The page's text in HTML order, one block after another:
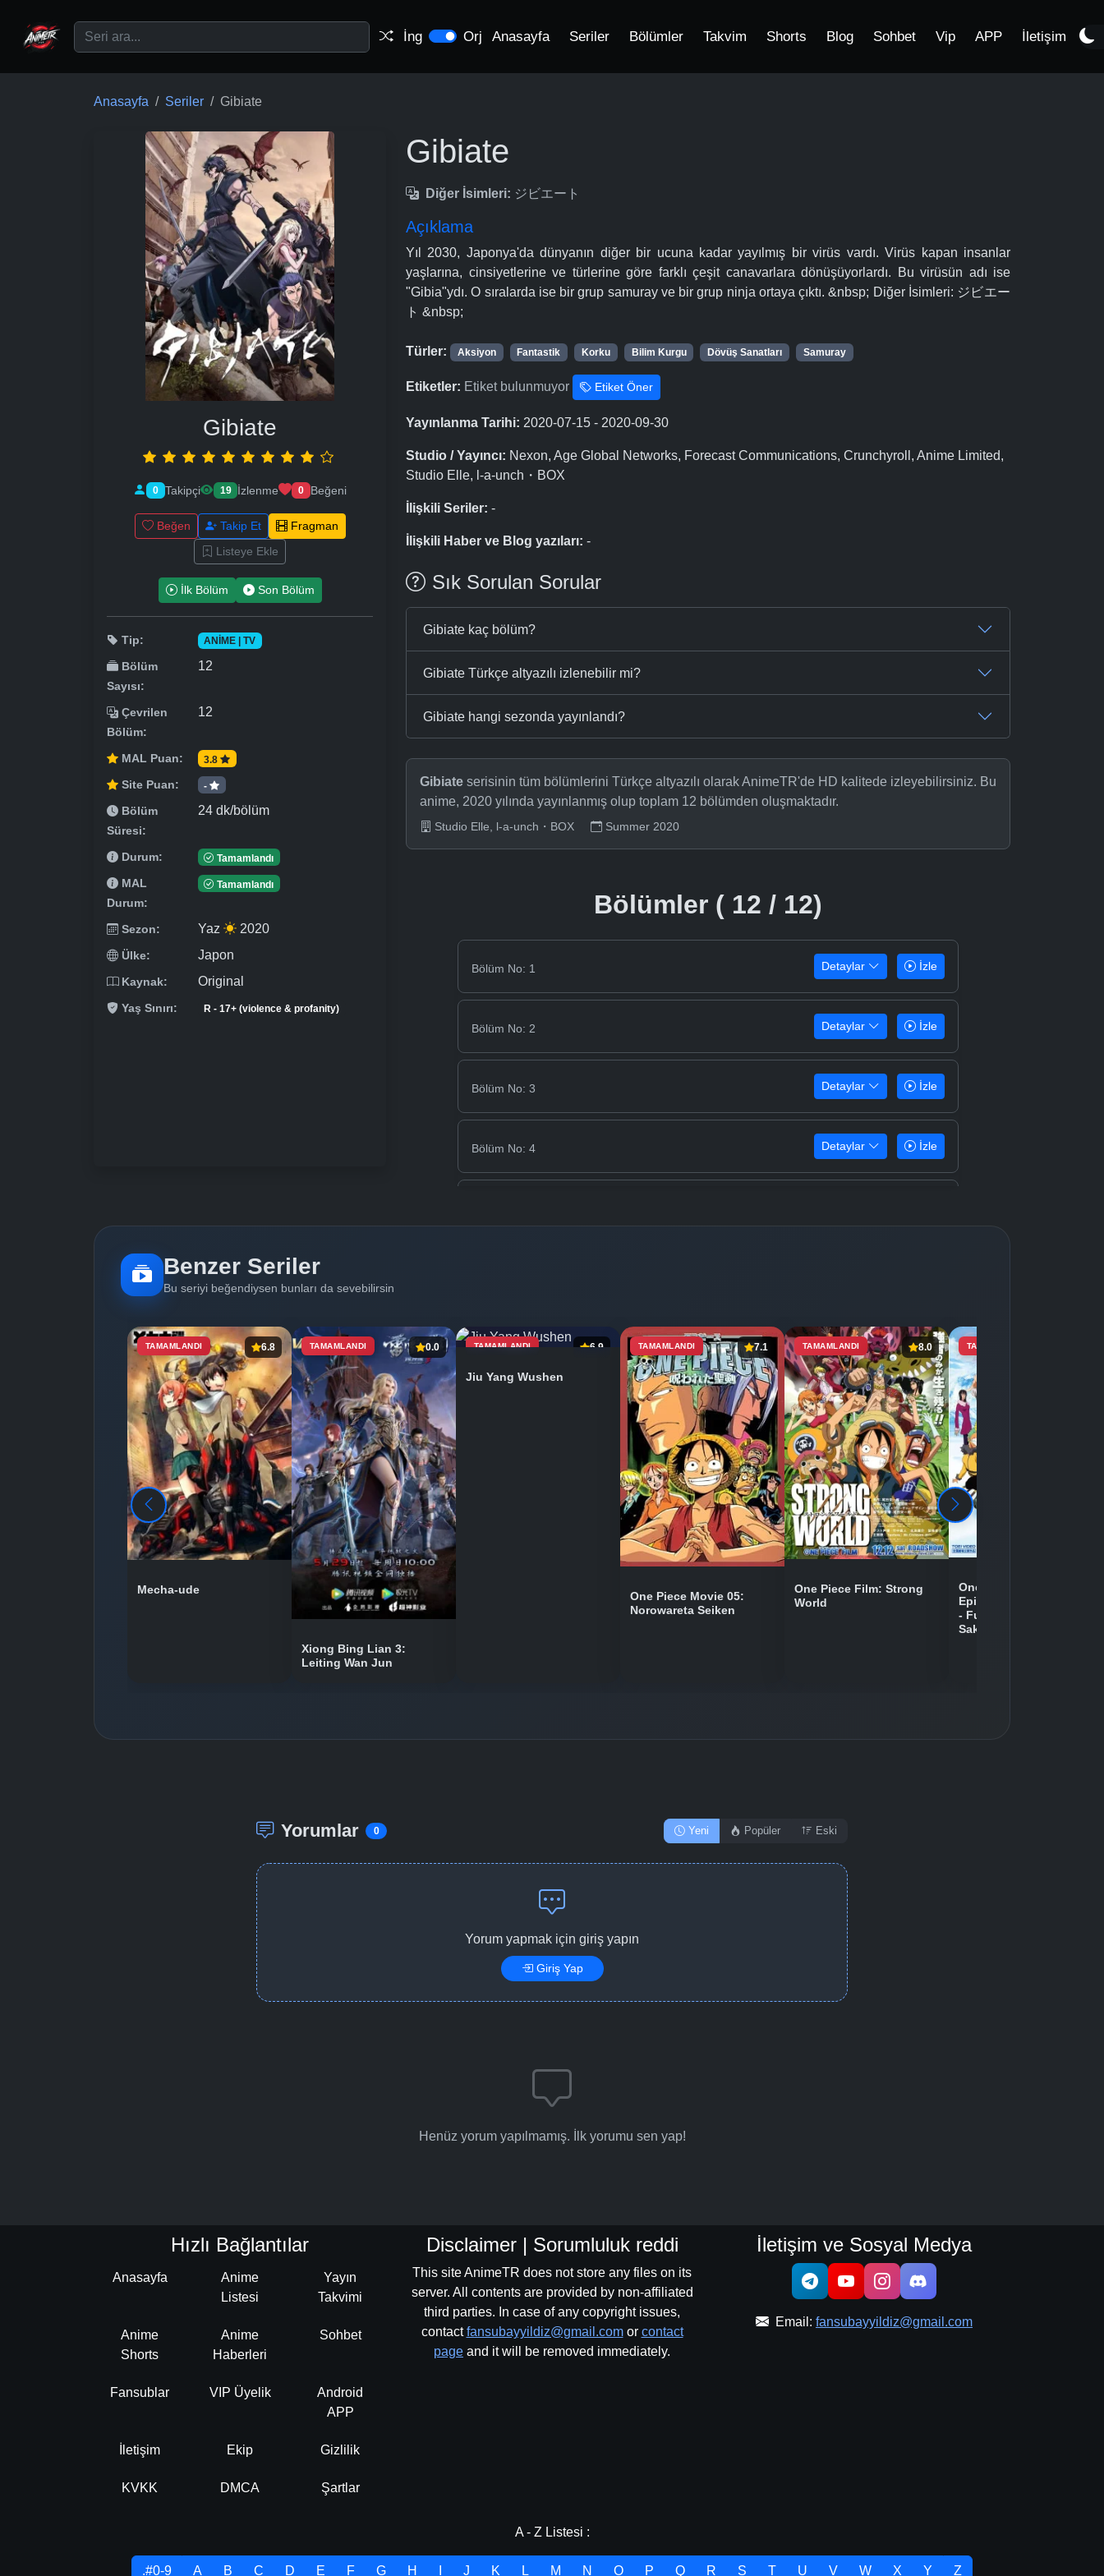
İng Orj Anasayfa Seriler Bölümler Takvim Shorts Blog Sohbet Vip APP İletişim
Anasayfa Seriler Gibiate
Gibiate
0 Takipçi 19 İzlenme 0 Beğeni
Beğen Takip Et
Fragman
Listeye Ekle
İlk Bölüm Son Bölüm
Tip: ANIME | TV
Bölüm
Sayısı:
12
Çevrilen
Bölüm:
12
MAL Puan: 3.8
Site Puan: -
Bölüm
Süresi:
24 dk/bölüm
Durum: Tamamlandı
MAL
Durum:
Tamamlandı
Sezon: Yaz 2020
Ülke: Japon
Kaynak: Original
Yaş Sınırı: R - 17+ (violence & profanity)
Gibiate
Diğer İsimleri: ジビエート
Açıklama
Yıl 2030, Japonya'da dünyanın diğer bir ucuna kadar yayılmış bir virüs vardı. Virüs kapan insanlar
yaşlarına, cinsiyetlerine ve türlerine göre farklı çeşit canavarlara dönüşüyorlardı. Bu virüsün adı ise
"Gibia"ydı. O sıralarda ise bir grup samuray ve bir grup ninja ortaya çıktı. &nbsp; Diğer İsimleri: ジビエー
ト &nbsp;
Türler: Aksiyon Fantastik Korku Bilim Kurgu Dövüş Sanatları Samuray
Etiketler: Etiket bulunmuyor Etiket Öner
Yayınlanma Tarihi: 2020-07-15 - 2020-09-30
Studio / Yayıncı: Nexon, Age Global Networks, Forecast Communications, Crunchyroll, Anime Limited,
Studio Elle, l-a-unch・BOX
İlişkili Seriler: -
İlişkili Haber ve Blog yazıları: -
Sık Sorulan Sorular
Gibiate kaç bölüm?
Gibiate Türkçe altyazılı izlenebilir mi?
Gibiate hangi sezonda yayınlandı?
Gibiate serisinin tüm bölümlerini Türkçe altyazılı olarak AnimeTR'de HD kalitede izleyebilirsiniz. Bu
anime, 2020 yılında yayınlanmış olup toplam 12 bölümden oluşmaktadır.
Studio Elle, l-a-unch・BOX Summer 2020
Bölümler ( 12 / 12)
Bölüm No: 1 Detaylar İzle
Bölüm No: 2 Detaylar İzle
Bölüm No: 3 Detaylar İzle
Bölüm No: 4 Detaylar İzle
Detaylar İzle
Detaylar İzle
Detaylar İzle
Detaylar İzle
Benzer Seriler
Bu seriyi beğendiysen bunları da sevebilirsin
TAMAMLANDI 6.8
Mecha-ude
TAMAMLANDI 0.0
Xiong Bing Lian 3:
Leiting Wan Jun
TAMAMLANDI 6.9
Jiu Yang Wushen
TAMAMLANDI 7.1
One Piece Movie 05:
Norowareta Seiken
TAMAMLANDI 8.0
One Piece Film: Strong
World
TAMAMLANDI
One Piece Movie 09:
Episode of Chopper Plus
- Fuyu ni Saku, Kiseki no
Sakura
Yorumlar 0 Yeni Popüler Eski
Yorum yapmak için giriş yapın
Giriş Yap
Henüz yorum yapılmamış. İlk yorumu sen yap!
Hızlı Bağlantılar
Anasayfa
Anime
Listesi
Yayın
Takvimi
Anime
Shorts
Anime
Haberleri
Sohbet
Fansublar VIP Üyelik
Android
APP
İletişim Ekip Gizlilik
KVKK DMCA Şartlar
Disclaimer | Sorumluluk reddi
This site AnimeTR does not store any files on its
server. All contents are provided by non-affiliated
third parties. In case of any copyright issues,
contactfansubayyildiz@gmail.comor contact
page and it will be removed immediately.
İletişim ve Sosyal Medya
Email: fansubayyildiz@gmail.com
A - Z Listesi :
.#0-9 A B C D E F G H J K L M N O P Q R S T U V W X Y Z